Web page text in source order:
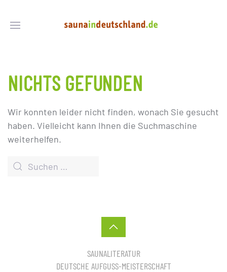
NICHTS GEFUNDEN
Wir konnten leider nicht finden, wonach Sie gesucht
haben. Vielleicht kann Ihnen die Suchmaschine
weiterhelfen.
SAUNALITERATUR
DEUTSCHE AUFGUSS-MEISTERSCHAFT